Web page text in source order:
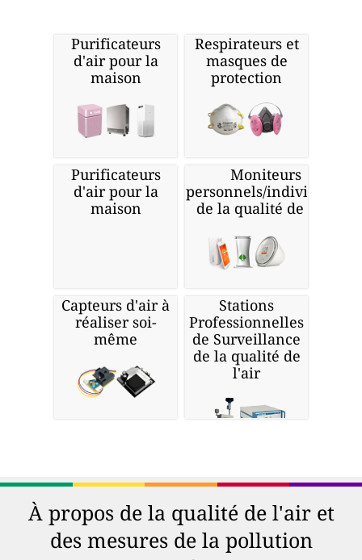
Purificateurs
d'air pour la
maison
Respirateurs et
masques de
protection
Purificateurs
d'air pour la
maison
Moniteurs
personnels/individuels
de la qualité de l'air
Capteurs d'air à
réaliser soi-
même
Stations
Professionnelles
de Surveillance
de la qualité de
l'air
À propos de la qualité de l'air et
des mesures de la pollution